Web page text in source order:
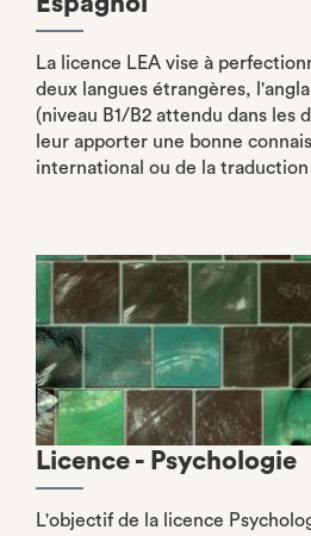
La licence LEA vise à
deux langues étrangères,
(niveau B1/B2 attendu dans les
leur apporter une bonne
international ou de la
Licence - Psychologie
L'objectif de la licence